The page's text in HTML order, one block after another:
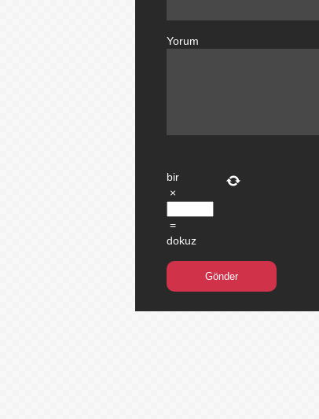
Yorum
bir
×
=
dokuz